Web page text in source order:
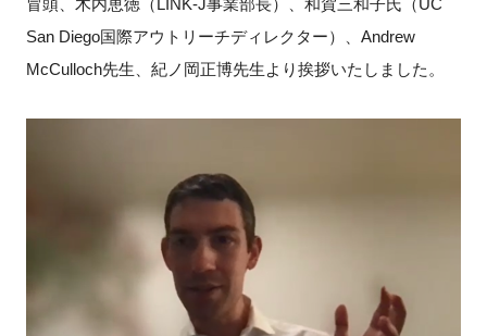
San Diego国際アウトリーチディレクター）、Andrew
McCulloch先生、紀ノ岡正博先生より挨拶いたしました。